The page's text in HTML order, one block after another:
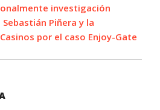
investigación
Piñera y la
por el caso Enjoy-Gate